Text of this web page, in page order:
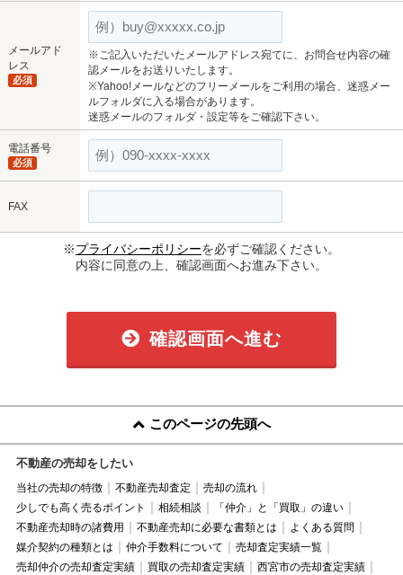
メールアド
レス
必須
※ご記入いただいたメールアドレス宛てに、お問合せ内容の確
認メールをお送りいたします。
※Yahoo!メールなどのフリーメールをご利用の場合、迷惑メー
ルフォルダに入る場合があります。
迷惑メールのフォルダ・設定等をご確認下さい。
電話番号
必須
FAX
※プライバシーポリシーを必ずご確認ください。
内容に同意の上、確認画面へお進み下さい。
確認画面へ進む
このページの先頭へ
不動産の売却をしたい
当社の売却の特徴 不動産売却査定
売却の流れ
少しでも高く売るポイント
相続相談
「仲介」と「買取」の違い
不動産売却時の諸費用
不動産売却に必要な書類とは
よくある質問
媒介契約の種類とは
仲介手数料について
売却査定実績一覧
売却仲介の売却査定実績
買取の売却査定実績
西宮市の売却査定実績